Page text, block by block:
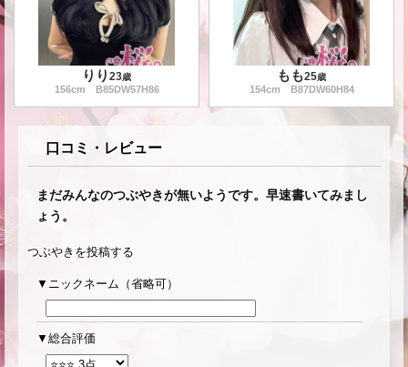
りり 23歳
156cm B85DW57H86
もも25歳
154cm B87DW60H84
口コミ・レビュー
まだみんなのつぶやきが無いようです。早速書いてみまし
ょう。
つぶやきを投稿する
ニックネーム（省略可）
総合評価